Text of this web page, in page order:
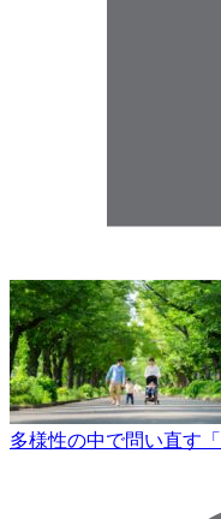
多様性の中で問い直す